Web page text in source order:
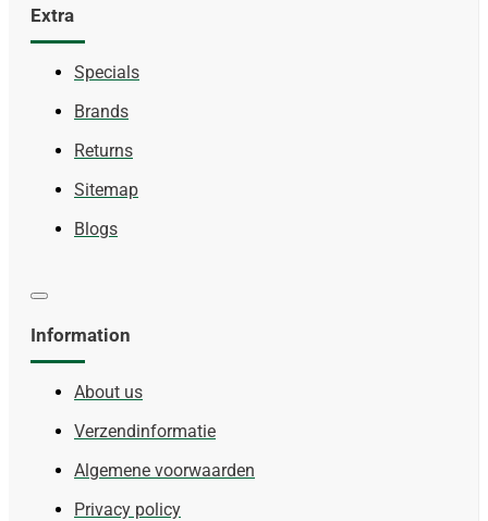
Extra
Specials
Brands
Returns
Sitemap
Blogs
Information
About us
Verzendinformatie
Algemene voorwaarden
Privacy policy